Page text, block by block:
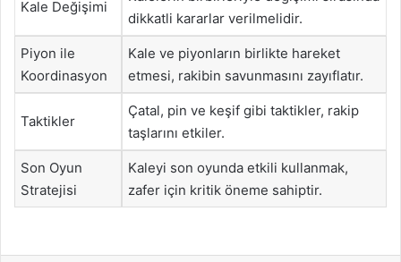
Kale Değişimi
dikkatli kararlar verilmelidir.
Piyon ile
Koordinasyon
Kale ve piyonların birlikte hareket
etmesi, rakibin savunmasını zayıflatır.
Taktikler
Çatal, pin ve keşif gibi taktikler, rakip
taşlarını etkiler.
Son Oyun
Stratejisi
Kaleyi son oyunda etkili kullanmak,
zafer için kritik öneme sahiptir.